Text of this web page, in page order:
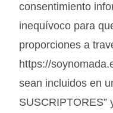
consentimiento
inequívoco para
proporciones a
https://
sean incluidos en
SUSCRIPTORES”